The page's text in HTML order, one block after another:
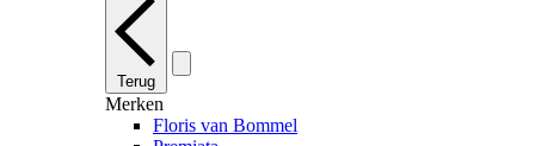
Terug
Merken
Floris van Bommel